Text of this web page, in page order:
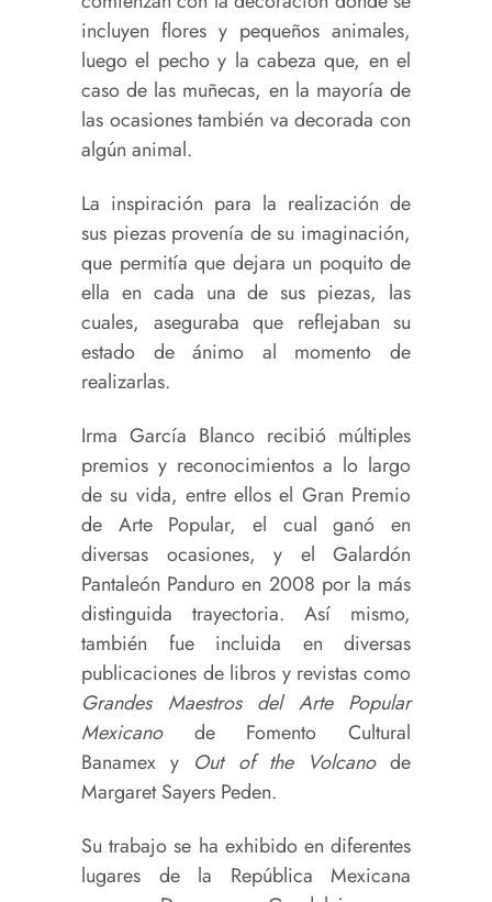
incluyen flores y pequeños animales,
luego el pecho y la cabeza que, en el
caso de las muñecas, en la mayoría de
las ocasiones también va decorada con
algún animal.
La inspiración para la realización de
sus piezas provenía de su imaginación,
que permitía que dejara un poquito de
ella en cada una de sus piezas, las
cuales, aseguraba que reflejaban su
estado de ánimo al momento de
realizarlas.
Irma García Blanco recibió múltiples
premios y reconocimientos a lo largo
de su vida, entre ellos el Gran Premio
de Arte Popular, el cual ganó en
diversas ocasiones, y el Galardón
Pantaleón Panduro en 2008 por la más
distinguida trayectoria. Así mismo,
también fue incluida en diversas
publicaciones de libros y revistas como
Grandes Maestros del Arte Popular
Mexicanode Fomento Cultural
Banamex y Out of the Volcanode
Margaret Sayers Peden.
Su trabajo se ha exhibido en diferentes
lugares de la República Mexicana